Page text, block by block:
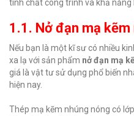
tính chất công trình và khả năng
1.1. Nở đạn mạ
Nếu bạn là một kĩ sư có nhiều
xa lạ với sản phẩm nở đạn mạ
giá là vật tư sử dụng phổ biến
hiện nay.
Thép mạ kẽm nhúng nóng có